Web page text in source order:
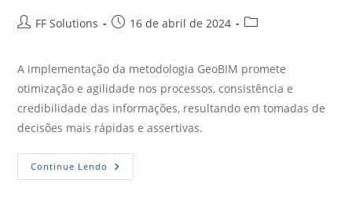
FF Solutions 16 de abril de 2024
A implementação da metodologia GeoBIM promete
otimização e agilidade nos processos, consistência e
credibilidade das informações, resultando em tomadas de
decisões mais rápidas e assertivas.
Continue Lendo